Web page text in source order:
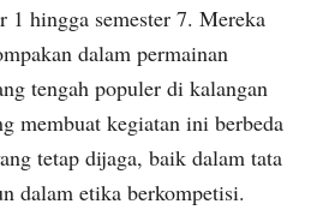
1 hingga semester 7. Mereka
dalam permainan
tengah populer di kalangan
membuat kegiatan ini berbeda
tetap dijaga, baik dalam tata
dalam etika berkompetisi.